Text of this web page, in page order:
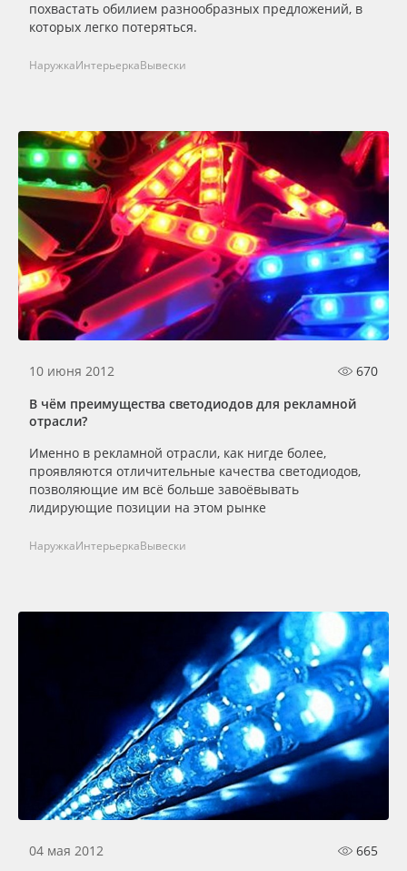
похвастать обилием разнообразных предложений, в
которых легко потеряться.
НаружкаИнтерьеркаВывески
10 июня 2012
670
В чём преимущества светодиодов для рекламной
отрасли?
Именно в рекламной отрасли, как нигде более,
проявляются отличительные качества светодиодов,
позволяющие им всё больше завоёвывать
лидирующие позиции на этом рынке
НаружкаИнтерьеркаВывески
04 мая 2012
665